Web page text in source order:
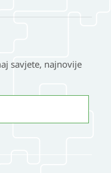
savjete, najnovije